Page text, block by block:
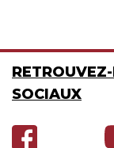
SOCIAUX